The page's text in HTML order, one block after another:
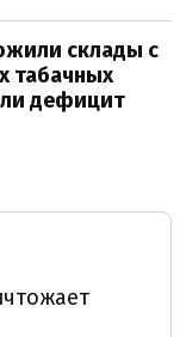
склады с
табачных
ли дефицит